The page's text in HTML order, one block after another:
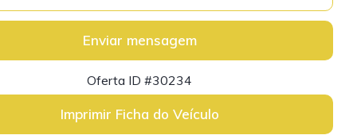
Enviar mensagem
Oferta ID #30234
Imprimir Ficha do Veículo